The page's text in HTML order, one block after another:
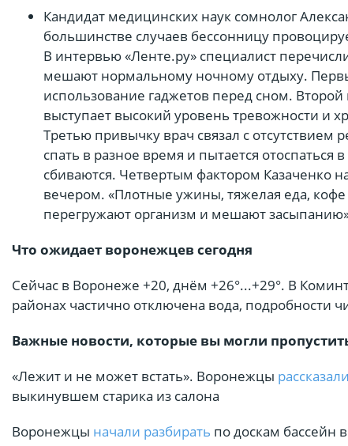
Кандидат медицинских наук сомнолог
большинстве случаев бессонницу
В интервью «Ленте.ру» специалист
мешают нормальному ночному отдыху.
использование гаджетов перед сном.
выступает высокий уровень тревожности и
Третью привычку врач связал с отсутствием
спать в разное время и пытается
сбиваются. Четвертым фактором Казаченко
вечером. «Плотные ужины, тяжелая еда,
перегружают организм и мешают
Что ожидает воронежцев сегодня
Сейчас в Воронеже +20, днём +26°...+29°. В
районах частично отключена вода, подробности
Важные новости, которые вы могли
«Лежит и не может встать». Воронежцы рассказали
выкинувшем старика из салона
Воронежцы начали разбирать по доскам бассейн